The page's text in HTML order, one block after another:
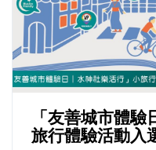
「友善城市體
旅行體驗活動入